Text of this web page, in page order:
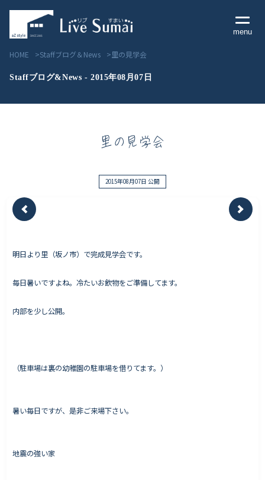
menu
Livesumai 住宅標準性能
Livesumai 保証について
Works - 施工実績
よくいただくご質問
会社情報
HOME Staffブログ＆News 里の見学会
Staffブログ&News - 2015年08月07日
里の見学会
2015年08月07日 公開
明日より里（坂ノ市）で完成見学会です。
毎日暑いですよね。冷たいお飲物をご準備してます。
内部を少し公開。
（駐車場は裏の幼稚園の駐車場を借りてます。）
暑い毎日ですが、是非ご来場下さい。
地震の強い家